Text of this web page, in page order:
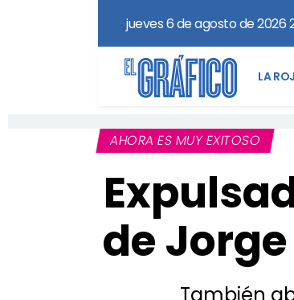
jueves 6 de agosto de 2026
LA
AHORA ES MUY EXITOSO
de